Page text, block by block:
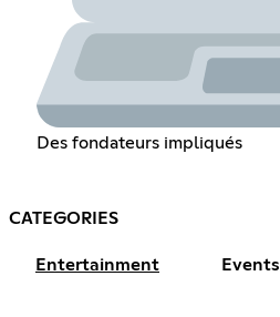
Des fondateurs impliqués
CATEGORIES
Entertainment Events